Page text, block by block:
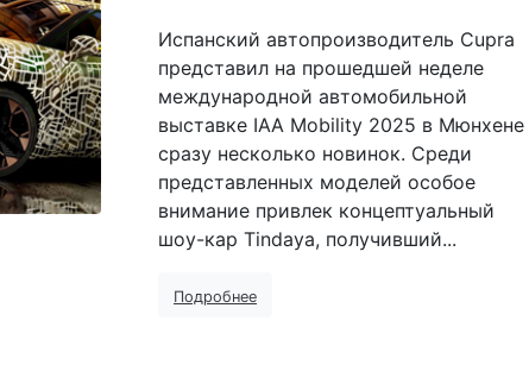
Испанский автопроизводитель Cupra
представил на прошедшей неделе
международной автомобильной
выставке IAA Mobility 2025 в Мюнхене
сразу несколько новинок. Среди
представленных моделей особое
внимание привлек концептуальный
шоу-кар Tindaya, получивший...
Подробнее